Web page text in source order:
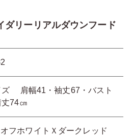
ダリーリアルダウンフード
ズ 肩幅41・袖丈67・バスト
74㎝
フホワイトＸダークレッド